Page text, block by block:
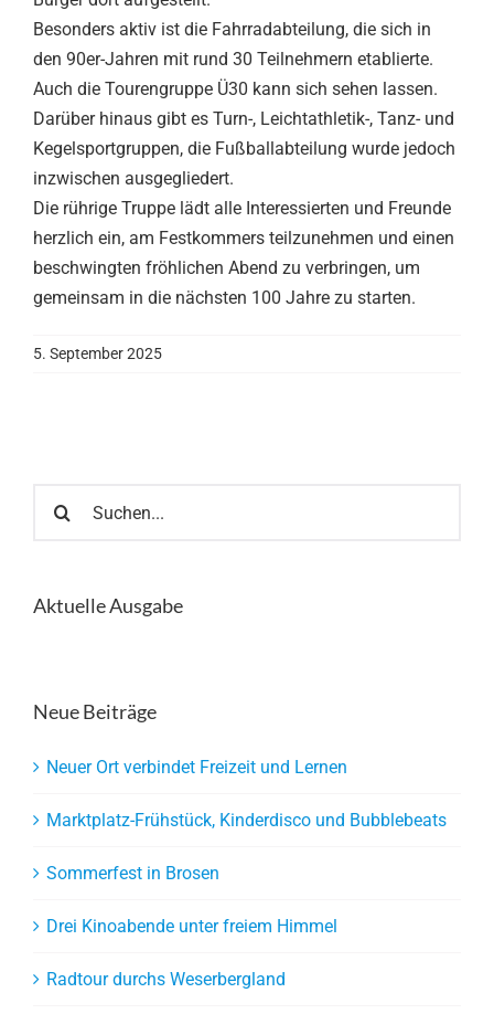
Besonders aktiv ist die Fahrradabteilung, die sich in
den 90er-Jahren mit rund 30 Teilnehmern etablierte.
Auch die Tourengruppe Ü30 kann sich sehen lassen.
Darüber hinaus gibt es Turn-, Leichtathletik-, Tanz- und
Kegelsportgruppen, die Fußballabteilung wurde jedoch
inzwischen ausgegliedert.
Die rührige Truppe lädt alle Interessierten und Freunde
herzlich ein, am Festkommers teilzunehmen und einen
beschwingten fröhlichen Abend zu verbringen, um
gemeinsam in die nächsten 100 Jahre zu starten.
5. September 2025
nach:
Aktuelle Ausgabe
Neue Beiträge
Neuer Ort verbindet Freizeit und Lernen
Marktplatz-Frühstück, Kinderdisco und Bubblebeats
Sommerfest in Brosen
Drei Kinoabende unter freiem Himmel
Radtour durchs Weserbergland